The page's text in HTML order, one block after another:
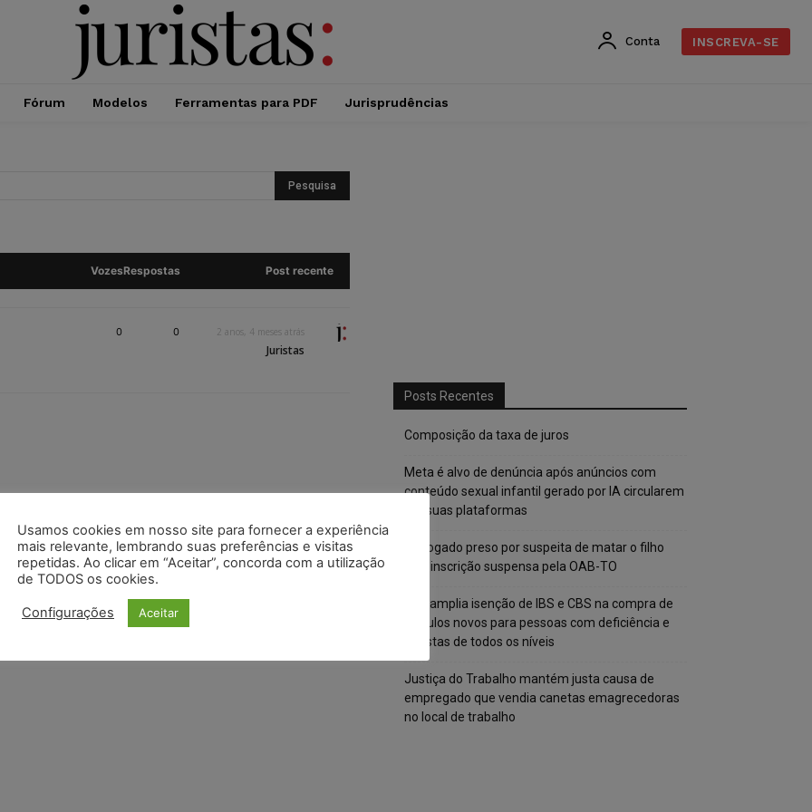
Conta INSCREVA-SE
Fórum Modelos Ferramentas para PDF Jurisprudências
VozesRespostas Post recente
0 0 2 anos, 4 meses atrás
Juristas
Posts Recentes
Composição da taxa de juros
Meta é alvo de denúncia após anúncios com
conteúdo sexual infantil gerado por IA circularem
em suas plataformas
Advogado preso por suspeita de matar o filho
tem inscrição suspensa pela OAB-TO
STF amplia isenção de IBS e CBS na compra de
veículos novos para pessoas com deficiência e
autistas de todos os níveis
Justiça do Trabalho mantém justa causa de
empregado que vendia canetas emagrecedoras
no local de trabalho
Usamos cookies em nosso site para fornecer a experiência
mais relevante, lembrando suas preferências e visitas
repetidas. Ao clicar em “Aceitar”, concorda com a utilização
de TODOS os cookies.
Configurações Aceitar